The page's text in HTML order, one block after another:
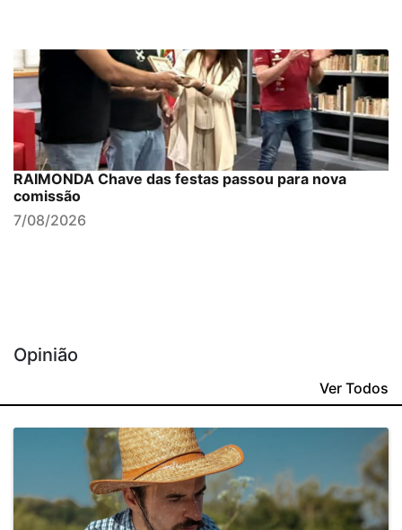
RAIMONDA Chave das festas passou para nova
comissão
7/08/2026
Opinião
Ver Todos